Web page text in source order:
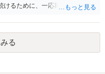
けるために、一応期限を守って
場合には、「弁護士に相談して
」という旨の連絡を入れておく
請求と婚約破棄の慰謝料請求
、事実上の繋がりがないわけで
る